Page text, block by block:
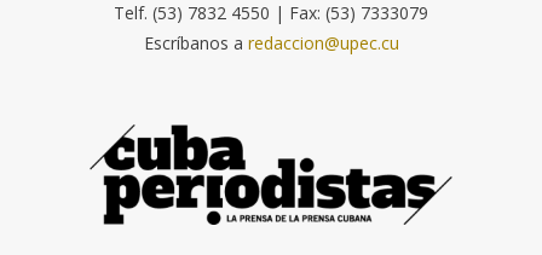
Telf. (53) 7832 4550 | Fax: (53) 7333079
Escríbanos a redaccion@upec.cu